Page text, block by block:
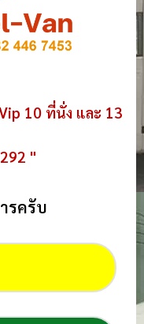
10 ที่นั่ง และ 13
"
รครับ